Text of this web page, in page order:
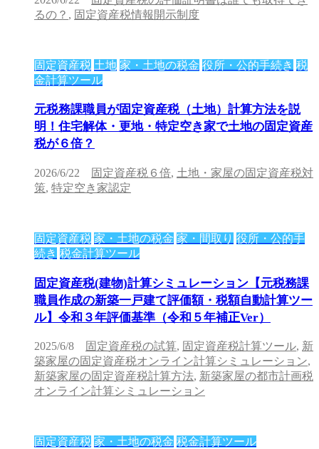
るの？ , 固定資産税情報開示制度
固定資産税 土地 家・土地の税金 役所・公的手続き 税
金計算ツール
元税務課職員が固定資産税（土地）計算方法を説
明！住宅解体・更地・特定空き家で土地の固定資産
税が６倍？
2026/6/22 固定資産税６倍, 土地・家屋の固定資産税対
策, 特定空き家認定
固定資産税 家・土地の税金 家・間取り 役所・公的手
続き 税金計算ツール
固定資産税(建物)計算シミュレーション【元税務課
職員作成の新築一戸建て評価額・税額自動計算ツー
ル】令和３年評価基準（令和５年補正Ver）
2025/6/8 固定資産税の試算, 固定資産税計算ツール, 新
築家屋の固定資産税オンライン計算シミュレーション,
新築家屋の固定資産税計算方法, 新築家屋の都市計画税
オンライン計算シミュレーション
固定資産税 家・土地の税金 税金計算ツール